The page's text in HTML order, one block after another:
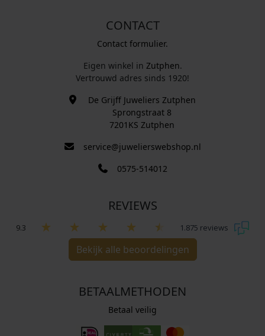
CONTACT
Contact formulier.
Eigen winkel in Zutphen.
Vertrouwd adres sinds 1920!
De Grijff Juweliers Zutphen
Sprongstraat 8
7201KS Zutphen
service@juwelierswebshop.nl
0575-514012
REVIEWS
9.3 1.875 reviews
Bekijk alle beoordelingen
BETAALMETHODEN
Betaal veilig